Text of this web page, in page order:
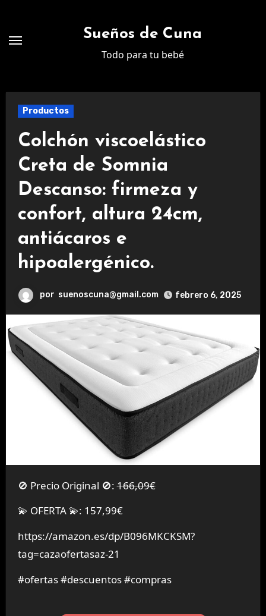
contenido
Sueños de Cuna
Todo para tu bebé
Productos
Colchón viscoelástico
Creta de Somnia
Descanso: firmeza y
confort, altura 24cm,
antiácaros e
hipoalergénico.
por suenoscuna@gmail.com febrero 6, 2025
🚫 Precio Original 🚫:166,09€
💫 OFERTA 💫: 157,99€
https://amazon.es/dp/B096MKCKSM?
tag=cazaofertasaz-21
#ofertas #descuentos #compras